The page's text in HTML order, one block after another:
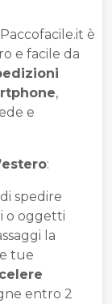
è
e facile da
,
e
:
spedire
o oggetti
la
tue
entro 2